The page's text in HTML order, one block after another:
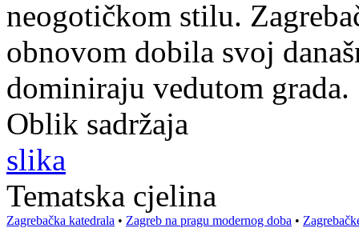
neogotičkom stilu.
obnovom dobila svoj
dominiraju vedutom grada.
Oblik sadržaja
slika
Tematska cjelina
Zagrebačka katedrala • Zagreb na pragu modernog doba •